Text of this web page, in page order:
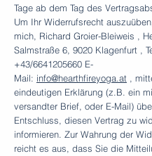
Tage ab dem Tag des
Um Ihr Widerrufsrecht
mich, Richard Groier-Bleiweis ,
Salmstraße 6, 9020 Klagenfurt ,
+43/6641205660 E-
Mail: info@hearthfireyoga.at ,
eindeutigen Erklärung (z.B. ein
versandter Brief, oder E-Mail)
Entschluss, diesen Vertrag zu
informieren. Zur Wahrung der
reicht es aus, dass Sie die